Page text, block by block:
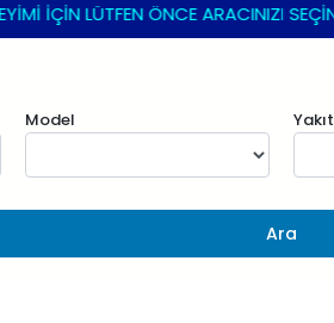
İÇİN LÜTFEN ÖNCE ARACINIZI SEÇİNİZ
Model Yakıt
Ara